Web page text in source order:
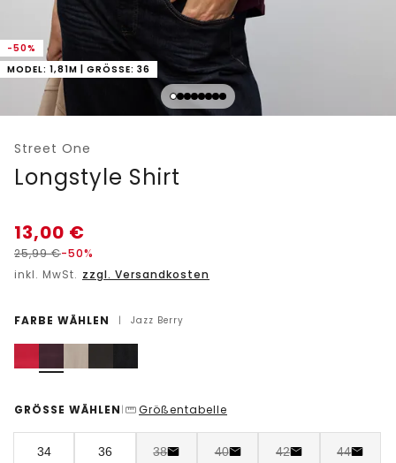
-50%
MODEL: 1,81M | GRÖSSE: 36
Street One
Longstyle Shirt
13,00 €
25,99€-50%
inkl. MwSt. zzgl. Versandkosten
FARBE WÄHLEN | Jazz Berry
GRÖSSE WÄHLEN | Größentabelle
34 36 38 40 42 44